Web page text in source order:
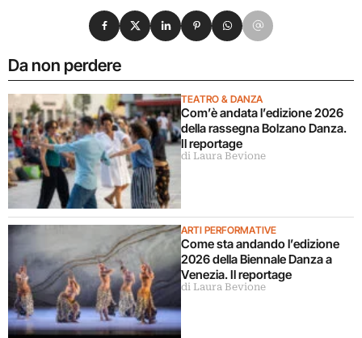
Da non perdere
TEATRO & DANZA
Com’è andata l’edizione 2026
della rassegna Bolzano Danza.
Il reportage
di Laura Bevione
ARTI PERFORMATIVE
Come sta andando l’edizione
2026 della Biennale Danza a
Venezia. Il reportage
di Laura Bevione
Condividi su Facebook
Condividi su X
Condividi su LinkedIn
Condividi su Pinterest
Condividi su WhatsApp
Condividi su Email